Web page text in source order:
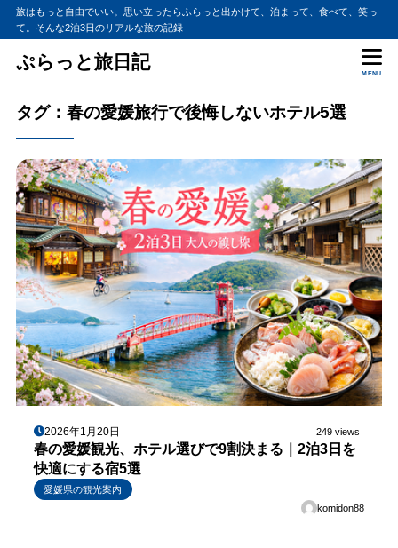
旅はもっと自由でいい。思い立ったらふらっと出かけて、泊まって、食べて、笑っ
て。そんな2泊3日のリアルな旅の記録
ぷらっと旅日記
MENU
タグ：春の愛媛旅行で後悔しないホテル5選
2026年1月20日 249 views
春の愛媛観光、ホテル選びで9割決まる｜2泊3日を
快適にする宿5選
愛媛県の観光案内
komidon88